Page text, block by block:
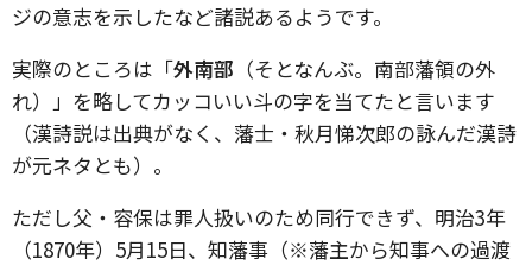
ジの意志を示したなど諸説あるようです。
実際のところは「外南部 （そとなんぶ。南部藩領の外
れ）」を略してカッコいい斗の字を当てたと言います
（漢詩説は出典がなく、藩士・秋月悌次郎の詠んだ漢詩
が元ネタとも）。
ただし父・容保は罪人扱いのため同行できず、明治3年
（1870年）5月15日、知藩事（※藩主から知事への過渡